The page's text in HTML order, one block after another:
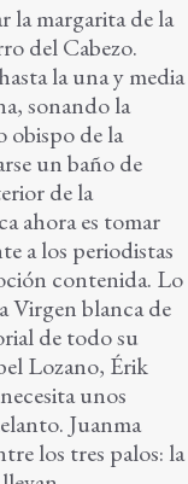
la margarita de la
del Cabezo.
la una y media
sonando la
obispo de la
un baño de
de la
ahora es tomar
a los periodistas
contenida. Lo
Virgen blanca de
de todo su
Lozano, Érik
unos
Juanma
los tres palos: la